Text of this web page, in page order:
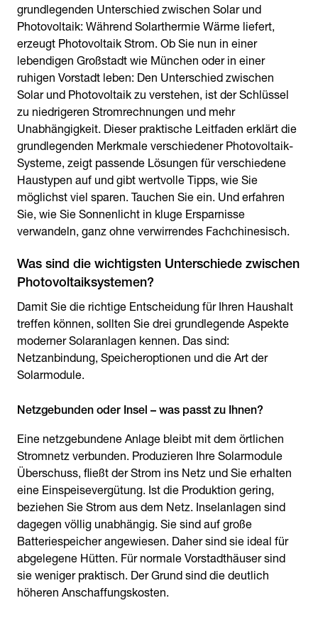
grundlegenden Unterschied zwischen Solar und
Photovoltaik: Während Solarthermie Wärme liefert,
erzeugt Photovoltaik Strom. Ob Sie nun in einer
lebendigen Großstadt wie München oder in einer
ruhigen Vorstadt leben: Den Unterschied zwischen
Solar und Photovoltaik zu verstehen, ist der Schlüssel
zu niedrigeren Stromrechnungen und mehr
Unabhängigkeit. Dieser praktische Leitfaden erklärt die
grundlegenden Merkmale verschiedener Photovoltaik-
Systeme, zeigt passende Lösungen für verschiedene
Haustypen auf und gibt wertvolle Tipps, wie Sie
möglichst viel sparen. Tauchen Sie ein. Und erfahren
Sie, wie Sie Sonnenlicht in kluge Ersparnisse
verwandeln, ganz ohne verwirrendes Fachchinesisch.
Was sind die wichtigsten Unterschiede zwischen
Photovoltaiksystemen?
Damit Sie die richtige Entscheidung für Ihren Haushalt
treffen können, sollten Sie drei grundlegende Aspekte
moderner Solaranlagen kennen. Das sind:
Netzanbindung, Speicheroptionen und die Art der
Solarmodule.
Netzgebunden oder Insel – was passt zu Ihnen?
Eine netzgebundene Anlage bleibt mit dem örtlichen
Stromnetz verbunden. Produzieren Ihre Solarmodule
Überschuss, fließt der Strom ins Netz und Sie erhalten
eine Einspeisevergütung. Ist die Produktion gering,
beziehen Sie Strom aus dem Netz. Inselanlagen sind
dagegen völlig unabhängig. Sie sind auf große
Batteriespeicher angewiesen. Daher sind sie ideal für
abgelegene Hütten. Für normale Vorstadthäuser sind
sie weniger praktisch. Der Grund sind die deutlich
höheren Anschaffungskosten.